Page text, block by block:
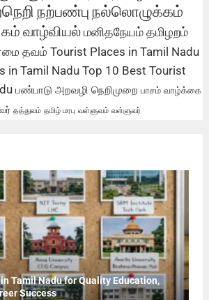
நற்பண்பு நல்லொழுக்கம்
வாழ்வியல்மனிதநேயம்தமிழறம்
தவம் Tourist Places in Tamil Nadu
in Tamil Nadu Top 10 Best Tourist
பண்பாடு அறவழி நெறிமுறை பாசம் வாழ்க்கை
தத்துவம் தமிழ் மரபு வள்ளுவம் வள்ளுவர்
Tamil Nadu for Quality Education,
Success